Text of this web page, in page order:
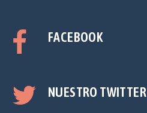
FACEBOOK
NUESTRO TWITTER